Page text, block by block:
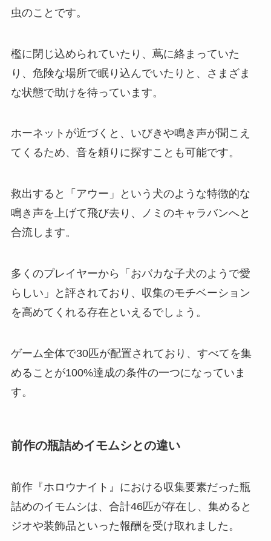
虫のことです。
檻に閉じ込められていたり、蔦に絡まっていた
り、危険な場所で眠り込んでいたりと、さまざま
な状態で助けを待っています。
ホーネットが近づくと、いびきや鳴き声が聞こえ
てくるため、音を頼りに探すことも可能です。
救出すると「アウー」という犬のような特徴的な
鳴き声を上げて飛び去り、ノミのキャラバンへと
合流します。
多くのプレイヤーから「おバカな子犬のようで愛
らしい」と評されており、収集のモチベーション
を高めてくれる存在といえるでしょう。
ゲーム全体で30匹が配置されており、すべてを集
めることが100%達成の条件の一つになっていま
す。
前作の瓶詰めイモムシとの違い
前作『ホロウナイト』における収集要素だった瓶
詰めのイモムシは、合計46匹が存在し、集めると
ジオや装飾品といった報酬を受け取れました。